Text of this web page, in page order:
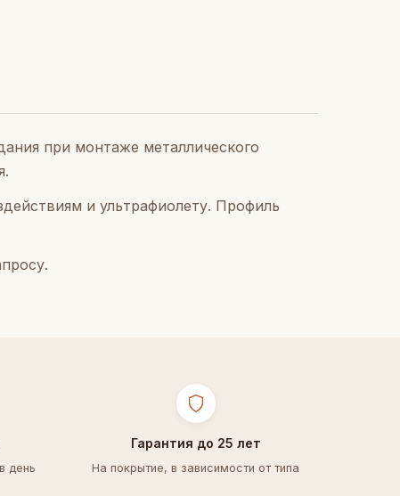
при монтаже металлического
и ультрафиолету. Профиль
день
Гарантия до 25 лет
На покрытие, в зависимости от типа